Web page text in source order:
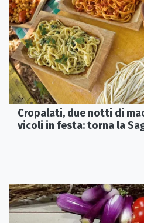
Cropalati, due notti di
vicoli in festa: torna la